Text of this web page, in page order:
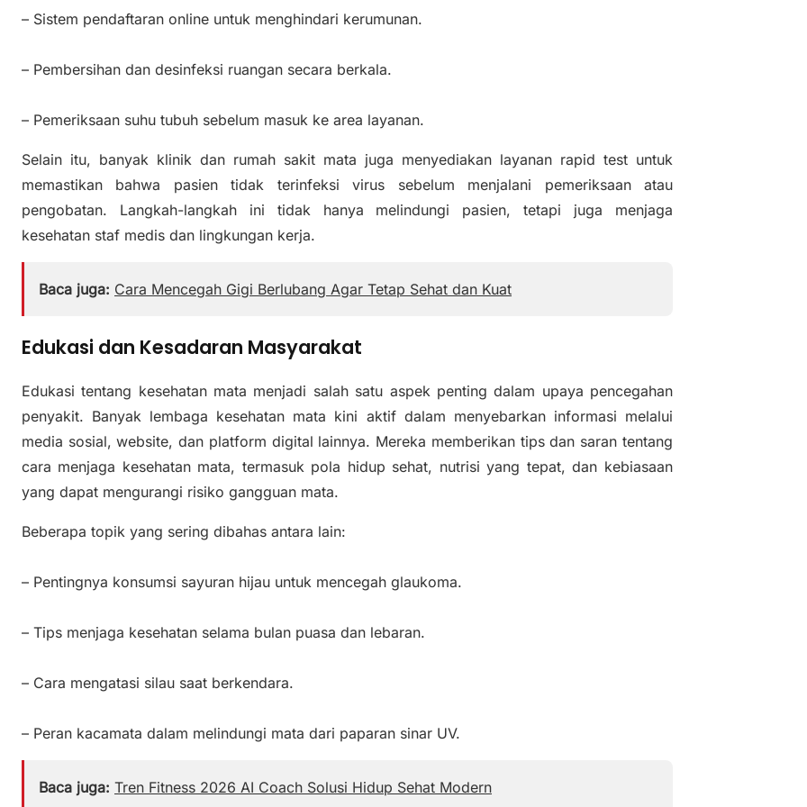
– Sistem pendaftaran online untuk menghindari kerumunan.
– Pembersihan dan desinfeksi ruangan secara berkala.
– Pemeriksaan suhu tubuh sebelum masuk ke area layanan.
Selain itu, banyak klinik dan rumah sakit mata juga menyediakan layanan rapid test untuk
memastikan bahwa pasien tidak terinfeksi virus sebelum menjalani pemeriksaan atau
pengobatan. Langkah-langkah ini tidak hanya melindungi pasien, tetapi juga menjaga
kesehatan staf medis dan lingkungan kerja.
Baca juga: Cara Mencegah Gigi Berlubang Agar Tetap Sehat dan Kuat
Edukasi dan Kesadaran Masyarakat
Edukasi tentang kesehatan mata menjadi salah satu aspek penting dalam upaya pencegahan
penyakit. Banyak lembaga kesehatan mata kini aktif dalam menyebarkan informasi melalui
media sosial, website, dan platform digital lainnya. Mereka memberikan tips dan saran tentang
cara menjaga kesehatan mata, termasuk pola hidup sehat, nutrisi yang tepat, dan kebiasaan
yang dapat mengurangi risiko gangguan mata.
Beberapa topik yang sering dibahas antara lain:
– Pentingnya konsumsi sayuran hijau untuk mencegah glaukoma.
– Tips menjaga kesehatan selama bulan puasa dan lebaran.
– Cara mengatasi silau saat berkendara.
– Peran kacamata dalam melindungi mata dari paparan sinar UV.
Baca juga: Tren Fitness 2026 AI Coach Solusi Hidup Sehat Modern